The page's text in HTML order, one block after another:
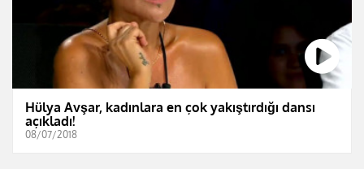
Hülya Avşar, kadınlara en çok yakıştırdığı dansı
açıkladı!
08/07/2018